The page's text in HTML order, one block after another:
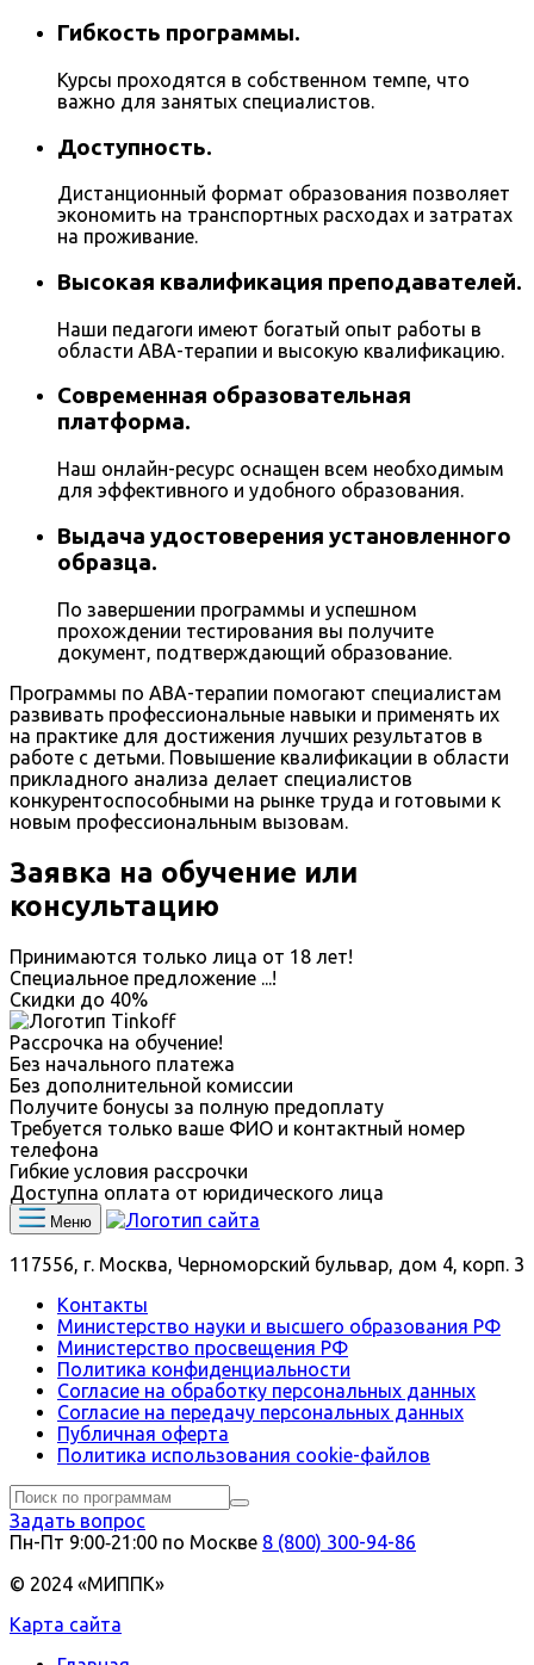
Гибкость программы.
Курсы проходятся в собственном темпе, что
важно для занятых специалистов.
Доступность.
Дистанционный формат образования позволяет
экономить на транспортных расходах и затратах
на проживание.
Высокая квалификация преподавателей.
Наши педагоги имеют богатый опыт работы в
области ABA-терапии и высокую квалификацию.
Современная образовательная
платформа.
Наш онлайн-ресурс оснащен всем необходимым
для эффективного и удобного образования.
Выдача удостоверения установленного
образца.
По завершении программы и успешном
прохождении тестирования вы получите
документ, подтверждающий образование.
Программы по ABA-терапии помогают специалистам
развивать профессиональные навыки и применять их
на практике для достижения лучших результатов в
работе с детьми. Повышение квалификации в области
прикладного анализа делает специалистов
конкурентоспособными на рынке труда и готовыми к
новым профессиональным вызовам.
Заявка на обучение или
консультацию
Принимаются только лица от 18 лет!
Специальное предложение ...!
Скидки до 40%
Рассрочка на обучение!
Без начального платежа
Без дополнительной комиссии
Получите бонусы за полную предоплату
Требуется только ваше ФИО и контактный номер
телефона
Гибкие условия рассрочки
Доступна оплата от юридического лица
Меню
117556, г. Москва, Черноморский бульвар, дом 4, корп. 3
Контакты
Министерство науки и высшего образования РФ
Министерство просвещения РФ
Политика конфиденциальности
Согласие на обработку персональных данных
Согласие на передачу персональных данных
Публичная оферта
Политика использования сookie-файлов
Задать вопрос
Пн-Пт 9:00‑21:00 по Москве 8 (800) 300-94-86
© 2024 «МИППК»
Карта сайта